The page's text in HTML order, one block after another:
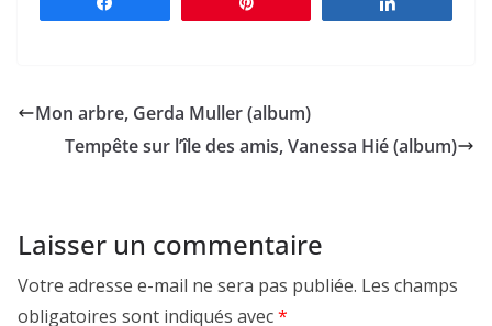
Mon arbre, Gerda Muller (album)
Tempête sur l’île des amis, Vanessa Hié (album)
Laisser un commentaire
Votre adresse e-mail ne sera pas publiée. Les champs
obligatoires sont indiqués avec*